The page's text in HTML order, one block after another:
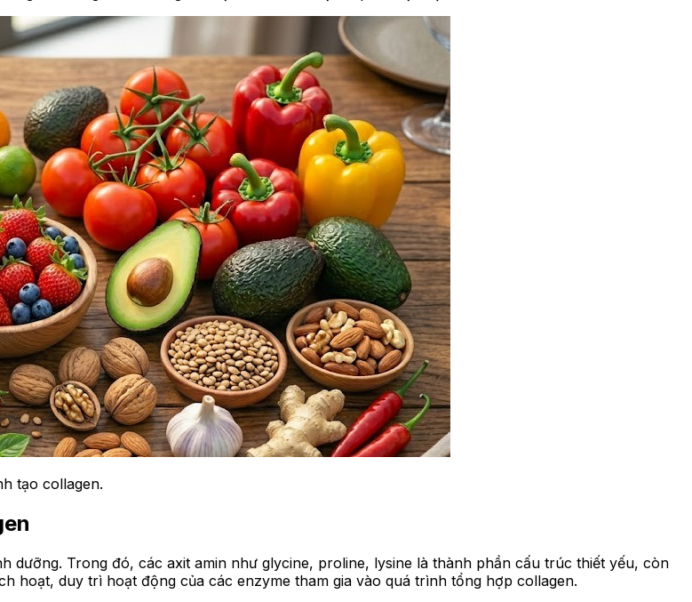
tạo collagen.
dưỡng. Trong đó, các axit amin như glycine, proline, lysine là thành phần cấu trúc thiết yếu, còn
hoạt, duy trì hoạt động của các enzyme tham gia vào quá trình tổng hợp collagen.